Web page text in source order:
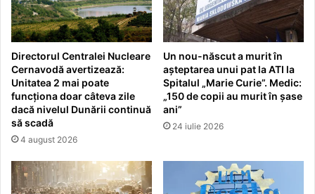
Directorul Centralei Nucleare
Cernavodă avertizează:
Unitatea 2 mai poate
funcționa doar câteva zile
dacă nivelul Dunării continuă
să scadă
4 august 2026
Un nou-născut a murit în
așteptarea unui pat la ATI la
Spitalul „Marie Curie”. Medic:
„150 de copii au murit în șase
ani”
24 iulie 2026